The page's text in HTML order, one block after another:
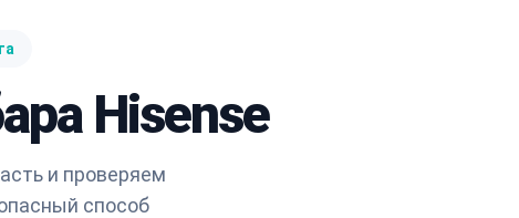
Hisense
и проверяем
способ